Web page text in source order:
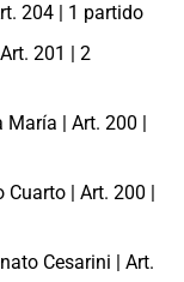
204 | 1 partido
201 | 2
| Art. 200 |
| Art. 200 |
Cesarini | Art.